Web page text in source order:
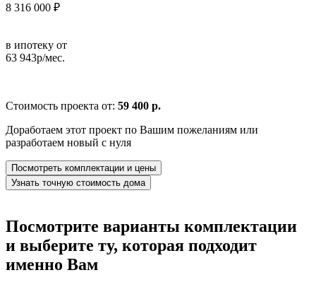
8 316 000 ₽
в ипотеку от
63 943р/мес.
Стоимость проекта от: 59 400 р.
Доработаем этот проект по Вашим пожеланиям или
разработаем новый с нуля
Посмотреть комплектации и цены
Узнать точную стоимость дома
Посмотрите варианты комплектации
и выберите ту, которая подходит
именно Вам